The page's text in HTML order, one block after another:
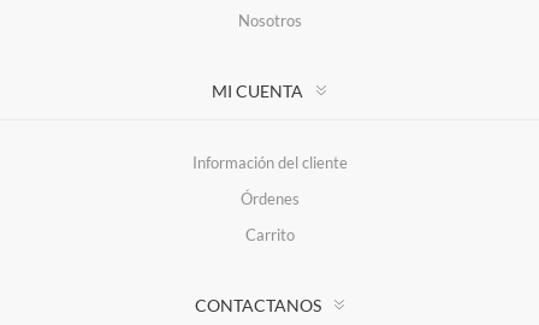
Nosotros
MI CUENTA
Información del cliente
Órdenes
Carrito
CONTACTANOS